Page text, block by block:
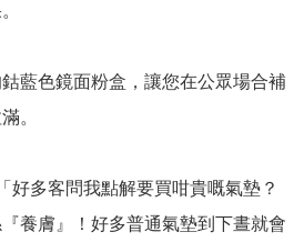
藍色鏡面粉盒，讓您在公眾場合補
。
好多客問我點解要買咁貴嘅氣墊？
養膚』！好多普通氣墊到下晝就會